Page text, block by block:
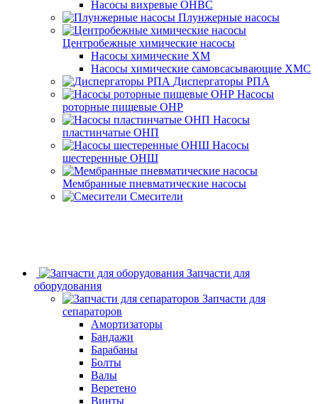
Насосы вихревые ОНВС
Плунжерные насосы
Центробежные химические насосы
Насосы химические ХМ
Насосы химические самовсасывающие ХМС
Диспергаторы РПА
Насосы
роторные пищевые ОНР
Насосы
пластинчатые ОНП
Насосы
шестеренные ОНШ
Мембранные пневматические насосы
Смесители
Запчасти для
оборудования
Запчасти для
сепараторов
Амортизаторы
Бандажи
Барабаны
Болты
Валы
Веретено
Винты